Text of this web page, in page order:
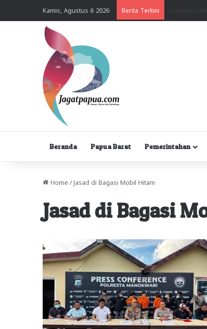
Kamis, Agustus 6 2026 Berita Terkini
Beranda Papua Barat Pemerintahan
Home / Jasad di Bagasi Mobil Hitam
Jasad di Bagasi